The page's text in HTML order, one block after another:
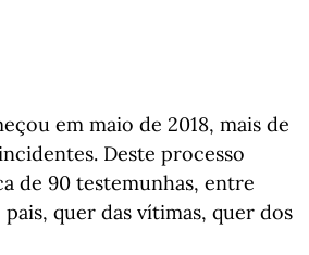
em maio de 2018, mais de
Deste processo
de 90 testemunhas, entre
quer das vítimas, quer dos